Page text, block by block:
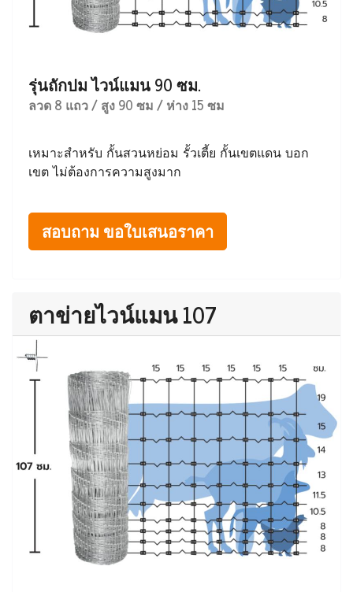
รุ่นถักปม ไวน์แมน 90 ซม.
ลวด 8 แถว / สูง 90 ซม / ห่าง 15 ซม
เหมาะสำหรับ กั้นสวนหย่อม รั้วเตี้ย กั้นเขตแดน บอก
เขต ไม่ต้องการความสูงมาก
สอบถาม ขอใบเสนอราคา
ตาข่ายไวน์แมน 107